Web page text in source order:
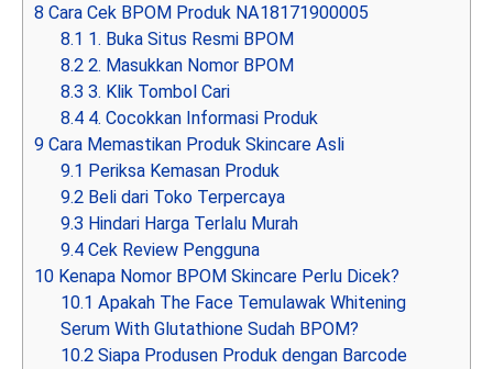
8 Cara Cek BPOM Produk NA18171900005
8.1 1. Buka Situs Resmi BPOM
8.2 2. Masukkan Nomor BPOM
8.3 3. Klik Tombol Cari
8.4 4. Cocokkan Informasi Produk
9 Cara Memastikan Produk Skincare Asli
9.1 Periksa Kemasan Produk
9.2 Beli dari Toko Terpercaya
9.3 Hindari Harga Terlalu Murah
9.4 Cek Review Pengguna
10 Kenapa Nomor BPOM Skincare Perlu Dicek?
10.1 Apakah The Face Temulawak Whitening
Serum With Glutathione Sudah BPOM?
10.2 Siapa Produsen Produk dengan Barcode